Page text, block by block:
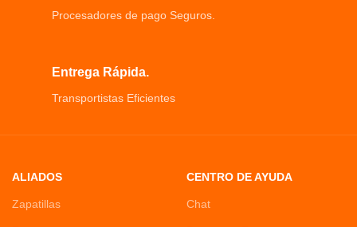
Procesadores de pago Seguros.
Entrega Rápida.
Transportistas Eficientes
ALIADOS
Zapatillas
CENTRO DE AYUDA
Chat